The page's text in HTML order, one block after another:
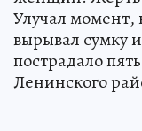
Улучал момент,
вырывал сумку
пострадало
Ленинского